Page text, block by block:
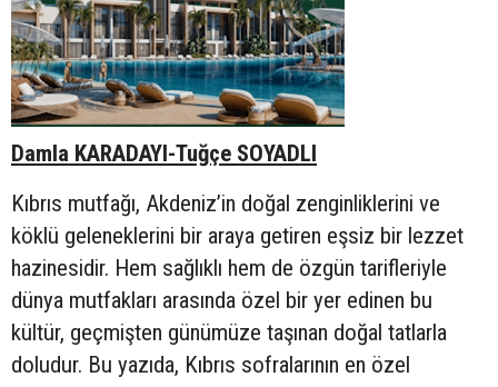
Damla KARADAYI-Tuğçe SOYADLI
Kıbrıs mutfağı, Akdeniz’in doğal zenginliklerini ve
köklü geleneklerini bir araya getiren eşsiz bir lezzet
hazinesidir. Hem sağlıklı hem de özgün tarifleriyle
dünya mutfakları arasında özel bir yer edinen bu
kültür, geçmişten günümüze taşınan doğal tatlarla
doludur. Bu yazıda, Kıbrıs sofralarının en özel